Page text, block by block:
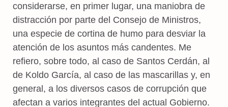
considerarse, en primer lugar, una maniobra de
distracción por parte del Consejo de Ministros,
una especie de cortina de humo para desviar la
atención de los asuntos más candentes. Me
refiero, sobre todo, al caso de Santos Cerdán, al
de Koldo García, al caso de las mascarillas y, en
general, a los diversos casos de corrupción que
afectan a varios integrantes del actual Gobierno.